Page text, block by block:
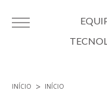
INÍCIO INÍCIO